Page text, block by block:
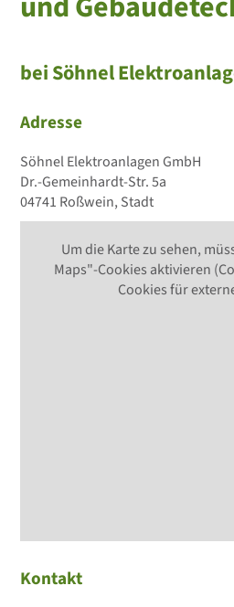
bei Söhnel
Adresse
Söhnel Elektroanlagen GmbH
Dr.-Gemeinhardt-Str. 5a
04741 Roßwein, Stadt
Um die Karte zu sehen,
Maps"-Cookies aktivieren
Cookies für
Kontakt